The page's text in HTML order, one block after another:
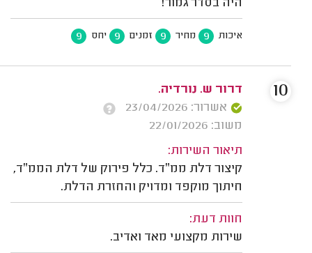
היה בסדר גמור!
איכות 9 מחיר 9 זמנים 9 יחס 9
דרור ש. נורדיה.
אשרור: 23/04/2026
משוב: 22/01/2026
תיאור השירות:
קיצור דלת ממ״ד. כלל פירוק של דלת הממ״ד,
חיתוך מוקפד ומדויק והחזרת הדלת.
חוות דעת:
שירות מקצועי מאד ואדיב.
10